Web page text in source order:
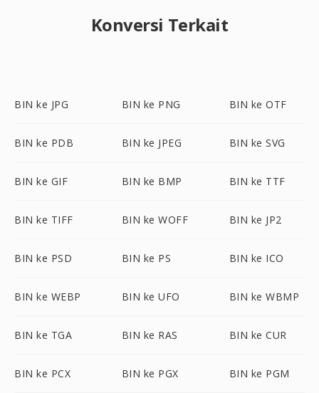
Konversi Terkait
BIN ke JPG BIN ke PNG BIN ke OTF
BIN ke PDB BIN ke JPEG BIN ke SVG
BIN ke GIF BIN ke BMP BIN ke TTF
BIN ke TIFF BIN ke WOFF BIN ke JP2
BIN ke PSD BIN ke PS BIN ke ICO
BIN ke WEBP BIN ke UFO BIN ke WBMP
BIN ke TGA BIN ke RAS BIN ke CUR
BIN ke PCX BIN ke PGX BIN ke PGM